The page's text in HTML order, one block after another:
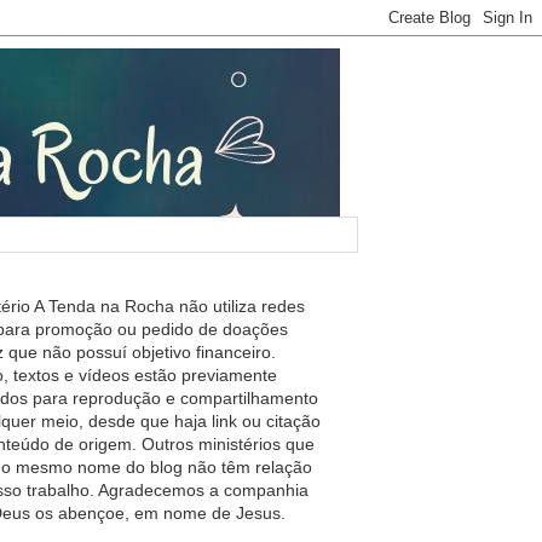
A Tenda na Rocha não utiliza redes
promoção ou pedido de doações
que não possuí objetivo financeiro.
textos e vídeos estão previamente
para reprodução e compartilhamento
meio, desde que haja link ou citação
de origem. Outros ministérios que
mesmo nome do blog não têm relação
trabalho. Agradecemos a companhia
os abençoe, em nome de Jesus.